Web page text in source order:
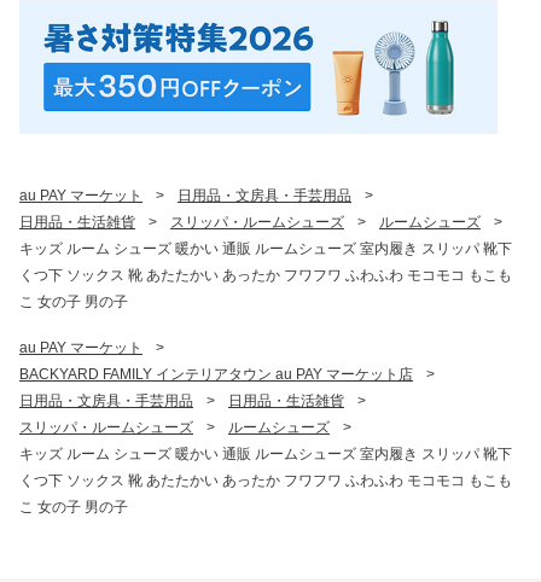
au PAY マーケット > 日用品・文房具・手芸用品
>
日用品・生活雑貨
> スリッパ・ルームシューズ > ルームシューズ
>
キッズ ルーム シューズ 暖かい 通販 ルームシューズ 室内履き スリッパ 靴下
くつ下 ソックス 靴 あたたかい あったか フワフワ ふわふわ モコモコ もこも
こ 女の子 男の子
au PAY マーケット
>
BACKYARD FAMILY インテリアタウン au PAY マーケット店
>
日用品・文房具・手芸用品
> 日用品・生活雑貨
>
スリッパ・ルームシューズ
> ルームシューズ
>
キッズ ルーム シューズ 暖かい 通販 ルームシューズ 室内履き スリッパ 靴下
くつ下 ソックス 靴 あたたかい あったか フワフワ ふわふわ モコモコ もこも
こ 女の子 男の子